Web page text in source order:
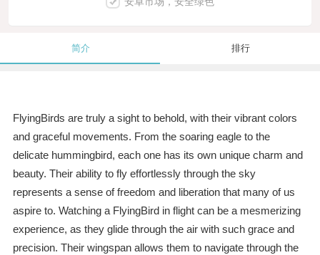
简介 排行
FlyingBirds are truly a sight to behold, with their vibrant colors
and graceful movements. From the soaring eagle to the
delicate hummingbird, each one has its own unique charm and
beauty. Their ability to fly effortlessly through the sky
represents a sense of freedom and liberation that many of us
aspire to. Watching a FlyingBird in flight can be a mesmerizing
experience, as they glide through the air with such grace and
precision. Their wingspan allows them to navigate through the